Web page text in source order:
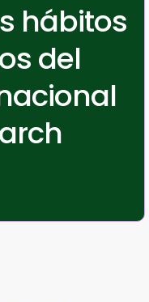
hábitos
del